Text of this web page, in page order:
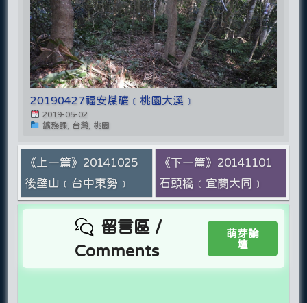
20190427福安煤礦﹝桃園大溪﹞
2019-05-02
鑛務課, 台灣, 桃園
《上一篇》20141025
後壁山﹝台中東勢﹞
《下一篇》20141101
石頭橋﹝宜蘭大同﹞
留言區 /
Comments
萌芽論
壇